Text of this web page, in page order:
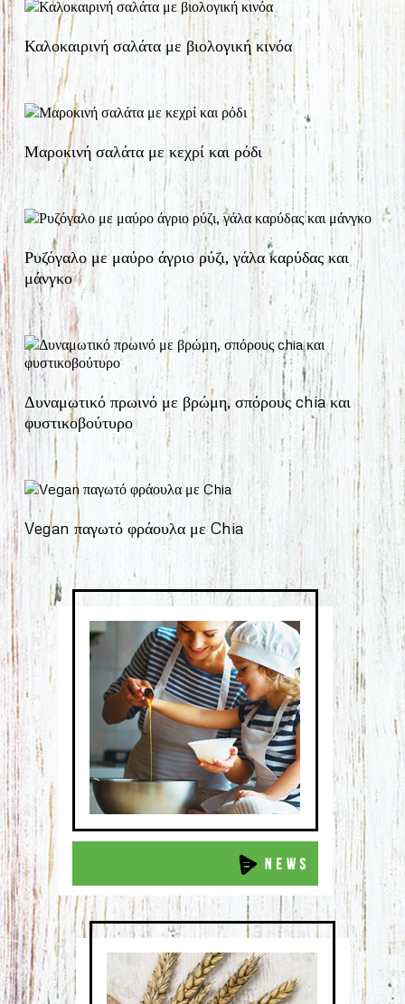
Καλοκαιρινή σαλάτα με βιολογική κινόα
Μαροκινή σαλάτα με κεχρί και ρόδι
Ρυζόγαλο με μαύρο άγριο ρύζι, γάλα καρύδας και
μάνγκο
Δυναμωτικό πρωινό με βρώμη, σπόρους chia και
φυστικοβούτυρο
Vegan παγωτό φράουλα με Chia